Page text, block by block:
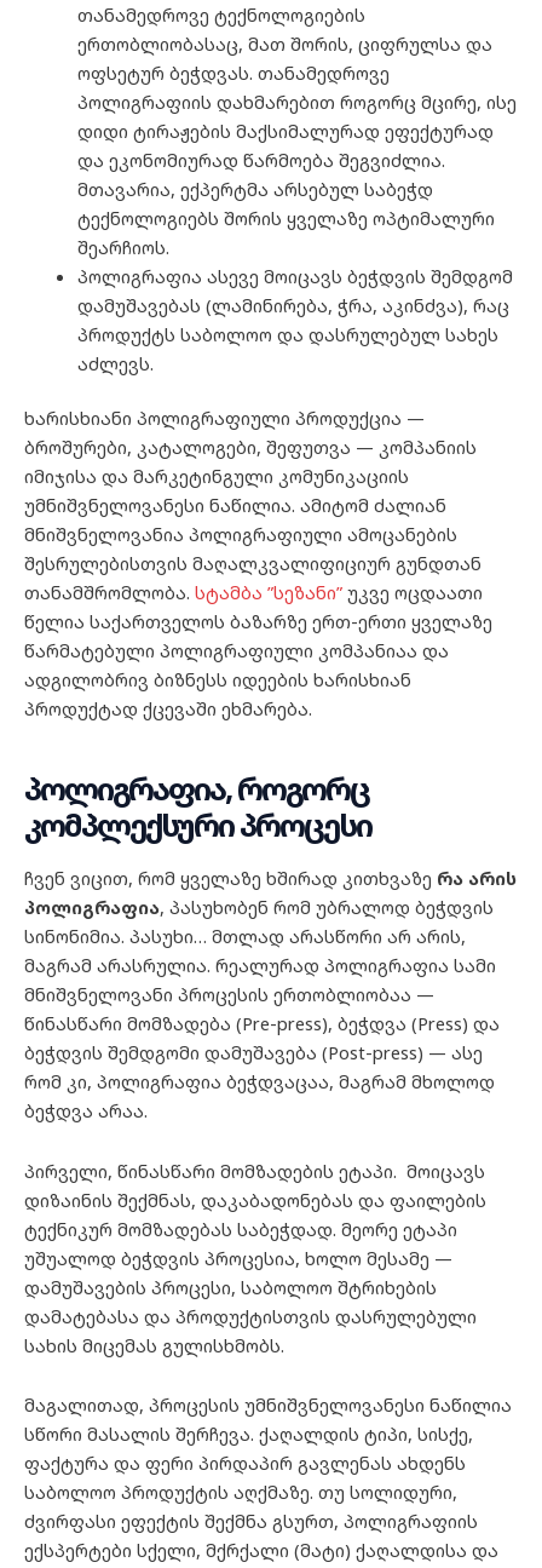
თანამედროვე ტექნოლოგიების
ერთობლიობასაც, მათ შორის, ციფრულსა და
ოფსეტურ ბეჭდვას. თანამედროვე
პოლიგრაფიის დახმარებით როგორც მცირე, ისე
დიდი ტირაჟების მაქსიმალურად ეფექტურად
და ეკონომიურად წარმოება შეგვიძლია.
მთავარია, ექპერტმა არსებულ საბეჭდ
ტექნოლოგიებს შორის ყველაზე ოპტიმალური
შეარჩიოს.
პოლიგრაფია ასევე მოიცავს ბეჭდვის შემდგომ
დამუშავებას (ლამინირება, ჭრა, აკინძვა), რაც
პროდუქტს საბოლოო და დასრულებულ სახეს
აძლევს.
ხარისხიანი პოლიგრაფიული პროდუქცია —
ბროშურები, კატალოგები, შეფუთვა — კომპანიის
იმიჯისა და მარკეტინგული კომუნიკაციის
უმნიშვნელოვანესი ნაწილია. ამიტომ ძალიან
მნიშვნელოვანია პოლიგრაფიული ამოცანების
შესრულებისთვის მაღალკვალიფიციურ გუნდთან
თანამშრომლობა. სტამბა ”სეზანი” უკვე ოცდაათი
წელია საქართველოს ბაზარზე ერთ-ერთი ყველაზე
წარმატებული პოლიგრაფიული კომპანიაა და
ადგილობრივ ბიზნესს იდეების ხარისხიან
პროდუქტად ქცევაში ეხმარება.
პოლიგრაფია, როგორც
კომპლექსური პროცესი
ჩვენ ვიცით, რომ ყველაზე ხშირად კითხვაზე რა არის
პოლიგრაფია, პასუხობენ რომ უბრალოდ ბეჭდვის
სინონიმია. პასუხი… მთლად არასწორი არ არის,
მაგრამ არასრულია. რეალურად პოლიგრაფია სამი
მნიშვნელოვანი პროცესის ერთობლიობაა —
წინასწარი მომზადება (Pre-press), ბეჭდვა (Press) და
ბეჭდვის შემდგომი დამუშავება (Post-press) — ასე
რომ კი, პოლიგრაფია ბეჭდვაცაა, მაგრამ მხოლოდ
ბეჭდვა არაა.
პირველი, წინასწარი მომზადების ეტაპი. მოიცავს
დიზაინის შექმნას, დაკაბადონებას და ფაილების
ტექნიკურ მომზადებას საბეჭდად. მეორე ეტაპი
უშუალოდ ბეჭდვის პროცესია, ხოლო მესამე —
დამუშავების პროცესი, საბოლოო შტრიხების
დამატებასა და პროდუქტისთვის დასრულებული
სახის მიცემას გულისხმობს.
მაგალითად, პროცესის უმნიშვნელოვანესი ნაწილია
სწორი მასალის შერჩევა. ქაღალდის ტიპი, სისქე,
ფაქტურა და ფერი პირდაპირ გავლენას ახდენს
საბოლოო პროდუქტის აღქმაზე. თუ სოლიდური,
ძვირფასი ეფექტის შექმნა გსურთ, პოლიგრაფიის
ექსპერტები სქელი, მქრქალი (მატი) ქაღალდისა და